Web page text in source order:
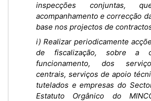
inspecções conjuntas,
acompanhamento e correcção
base nos projectos de
i) Realizar periodicamente
de fiscalização, sobre a
funcionamento, dos
centrais, serviços de apoio
tutelados e empresas do
Estatuto Orgânico do